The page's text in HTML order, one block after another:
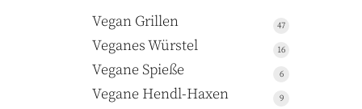
Vegan Grillen 4747
Veganes Würstel 1616
Vegane Spieße 66
Vegane Hendl-Haxen 99